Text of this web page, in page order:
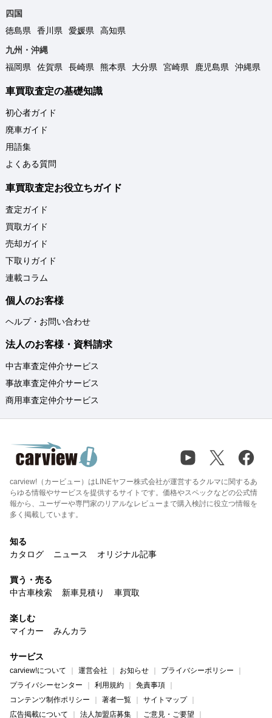
四国
徳島県
香川県 愛媛県
高知県
九州・沖縄
福岡県
佐賀県 長崎県 熊本県 大分県 宮崎県 鹿児島県 沖縄県
車買取査定の基礎知識
初心者ガイド
廃車ガイド
用語集
よくある質問
車買取査定お役立ちガイド
査定ガイド
買取ガイド
売却ガイド
下取りガイド
連載コラム
個人のお客様
ヘルプ・お問い合わせ
法人のお客様・資料請求
中古車査定仲介サービス
事故車査定仲介サービス
商用車査定仲介サービス
carview!（カービュー）はLINEヤフー株式会社が運営するクルマに関するあ
らゆる情報やサービスを提供するサイトです。価格やスペックなどの公式情
報から、ユーザーや専門家のリアルなレビューまで購入検討に役立つ情報を
多く掲載しています。
知る
カタログ
ニュース オリジナル記事
買う・売る
中古車検索
新車見積り 車買取
楽しむ
マイカー
みんカラ
サービス
carview!について 運営会社 お知らせ
プライバシーポリシー
プライバシーセンター
利用規約
免責事項
コンテンツ制作ポリシー
著者一覧
サイトマップ
広告掲載について
法人加盟店募集 ご意見・ご要望